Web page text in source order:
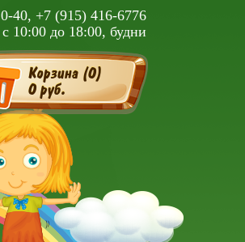
40, +7 (915) 416-6776
10:00 до 18:00, будни
Корзина (0)
0 руб.